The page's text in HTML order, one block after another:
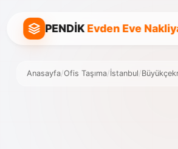
PENDİKEvden Eve
Anasayfa/Ofis Taşıma/İstanbul/